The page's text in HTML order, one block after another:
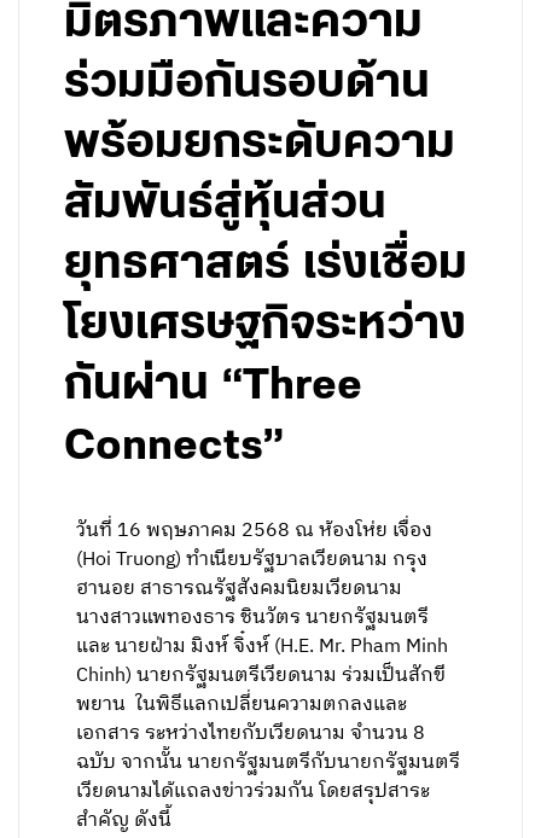
มิตรภาพและความ
ร่วมมือกันรอบด้าน
พร้อมยกระดับความ
สัมพันธ์สู่หุ้นส่วน
ยุทธศาสตร์ เร่งเชื่อม
โยงเศรษฐกิจระหว่าง
กันผ่าน “Three
Connects”
วันที่ 16 พฤษภาคม 2568 ณ ห้องโห่ย เจื่อง
(Hoi Truong) ทำเนียบรัฐบาลเวียดนาม กรุง
ฮานอย สาธารณรัฐสังคมนิยมเวียดนาม
นางสาวแพทองธาร ชินวัตร นายกรัฐมนตรี
และ นายฝ่าม มิงห์ จิ๋งห์ (H.E. Mr. Pham Minh
Chinh) นายกรัฐมนตรีเวียดนาม ร่วมเป็นสักขี
พยาน ในพิธีแลกเปลี่ยนความตกลงและ
เอกสาร ระหว่างไทยกับเวียดนาม จำนวน 8
ฉบับ จากนั้น นายกรัฐมนตรีกับนายกรัฐมนตรี
เวียดนามได้แถลงข่าวร่วมกัน โดยสรุปสาระ
สำคัญ ดังนี้